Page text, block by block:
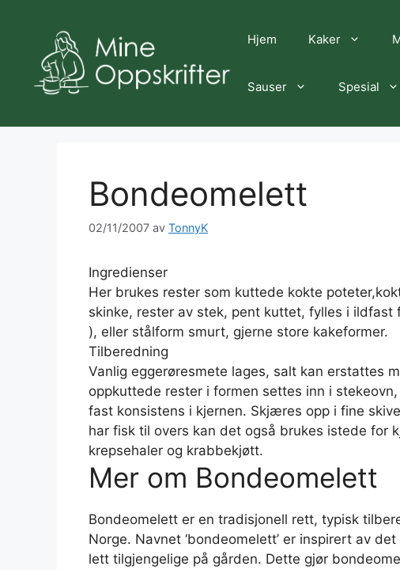
Hjem Kaker
Sauser Spesial
Bondeomelett
02/11/2007 av TonnyK
Ingredienser
Her brukes rester som kuttede kokte
skinke, rester av stek, pent kuttet, fylles i
), eller stålform smurt, gjerne store kakeformer.
Tilberedning
Vanlig eggerøresmete lages, salt kan erstattes
oppkuttede rester i formen settes inn i
fast konsistens i kjernen. Skjæres opp i fine
har fisk til overs kan det også brukes istede for
krepsehaler og krabbekjøtt.
Mer om Bondeomelett
Bondeomelett er en tradisjonell rett, typisk
Norge. Navnet ‘bondeomelett’ er inspirert av
lett tilgjengelige på gården. Dette gjør